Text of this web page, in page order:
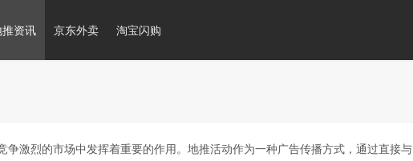
资讯 京东外卖 淘宝闪购
激烈的市场中发挥着重要的作用。地推活动作为一种广告传播方式，通过直接与